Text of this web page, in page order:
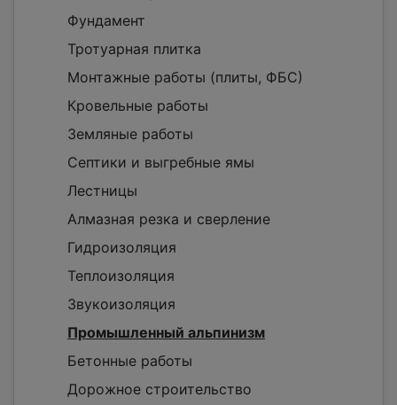
Фундамент
Тротуарная плитка
Монтажные работы (плиты, ФБС)
Кровельные работы
Земляные работы
Септики и выгребные ямы
Лестницы
Алмазная резка и сверление
Гидроизоляция
Теплоизоляция
Звукоизоляция
Промышленный альпинизм
Бетонные работы
Дорожное строительство